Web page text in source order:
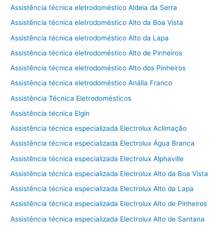
Assistência técnica eletrodoméstico Aldeia da Serra
Assistência técnica eletrodoméstico Alto da Boa Vista
Assistência técnica eletrodoméstico Alto da Lapa
Assistência técnica eletrodoméstico Alto de Pinheiros
Assistência técnica eletrodoméstico Alto dos Pinheiros
Assistência técnica eletrodoméstico Anália Franco
Assistência Técnica Eletrodomésticos
Assistência técnica Elgin
Assistência técnica especializada Electrolux Aclimação
Assistência técnica especializada Electrolux Água Branca
Assistência técnica especializada Electrolux Alphaville
Assistência técnica especializada Electrolux Alto da Boa Vista
Assistência técnica especializada Electrolux Alto da Lapa
Assistência técnica especializada Electrolux Alto de Pinheiros
Assistência técnica especializada Electrolux Alto de Santana